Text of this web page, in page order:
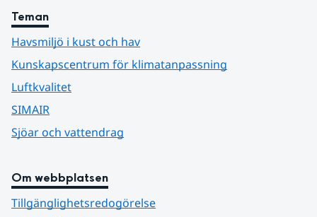
Teman
Havsmiljö i kust och hav
Kunskapscentrum för klimatanpassning
Luftkvalitet
SIMAIR
Sjöar och vattendrag
Om webbplatsen
Tillgänglighetsredogörelse